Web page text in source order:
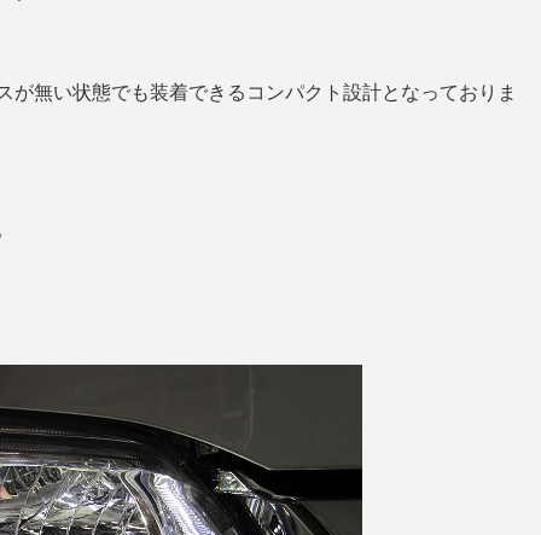
無い状態でも装着できるコンパクト設計となっておりま